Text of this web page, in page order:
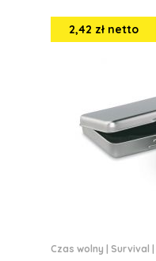
2,42 zł netto
Czas wolny Survival